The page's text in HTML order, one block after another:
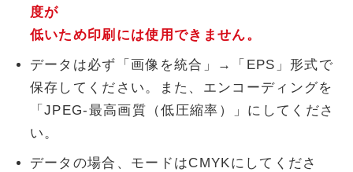
度が
低いため印刷には使用できません。
データは必ず「画像を統合」→「EPS」形式で
保存してください。また、エンコーディングを
「JPEG-最高画質（低圧縮率）」にしてくださ
い。
データの場合、モードはCMYKにしてくださ